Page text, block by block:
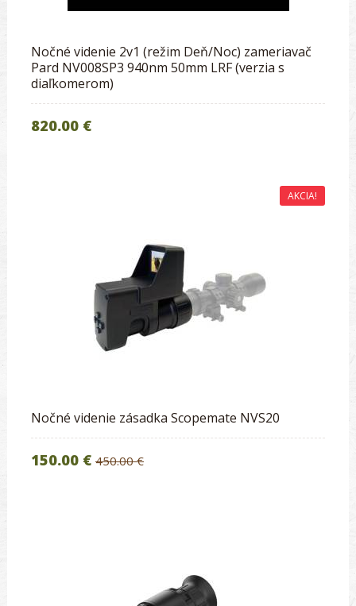
Nočné videnie 2v1 (režim Deň/Noc) zameriavač
Pard NV008SP3 940nm 50mm LRF (verzia s
diaľkomerom)
820.00 €
AKCIA!
Nočné videnie zásadka Scopemate NVS20
150.00 € 450.00 €